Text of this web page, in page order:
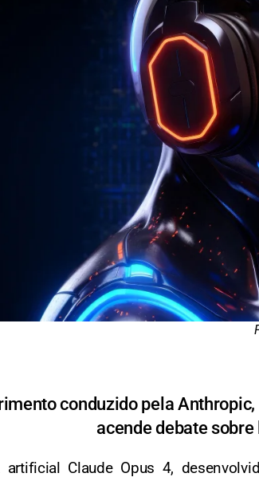
conduzido pela
acende debate
artificial Claude Opus 4,